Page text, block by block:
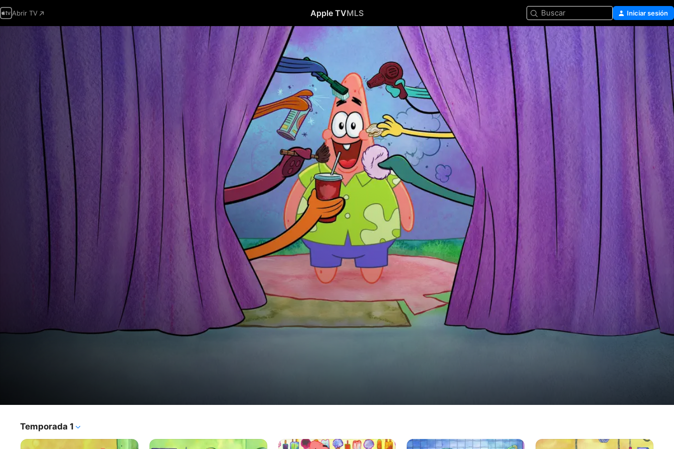
Abrir TV Apple TVMLS Buscar Iniciar sesión
Show
Programa de TV ·Animación
Temporada 1